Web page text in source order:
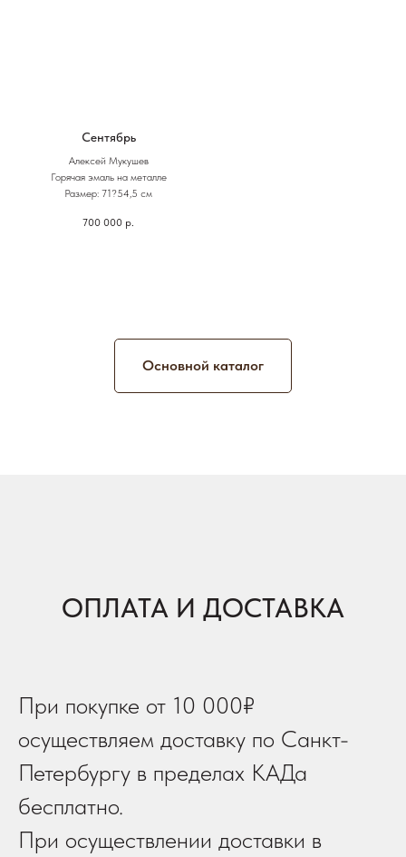
Сентябрь
Алексей Мукушев
Горячая эмаль на металле
Размер: 71?54,5 см
700 000 р.
Основной каталог
ОПЛАТА И ДОСТАВКА
При покупке от 10 000₽
осуществляем доставку по Санкт-
Петербургу в пределах КАДа
бесплатно.
При осуществлении доставки в